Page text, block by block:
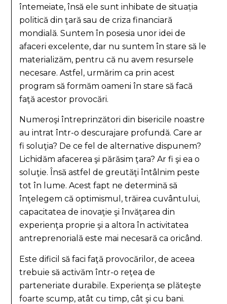
întemeiate, însă ele sunt inhibate de situația
politică din ţară sau de criza financiară
mondială. Suntem în posesia unor idei de
afaceri excelente, dar nu suntem în stare să le
materializăm, pentru că nu avem resursele
necesare. Astfel, urmărim ca prin acest
program să formăm oameni în stare să facă
faţă acestor provocări.
Numeroşi întreprinzători din bisericile noastre
au intrat într-o descurajare profundă. Care ar
fi soluţia? De ce fel de alternative dispunem?
Lichidăm afacerea şi părăsim ţara? Ar fi şi ea o
soluţie. Însă astfel de greutăţi întâlnim peste
tot în lume. Acest fapt ne determină să
înţelegem că optimismul, trăirea cuvântului,
capacitatea de inovaţie şi învăţarea din
experienţa proprie şi a altora în activitatea
antreprenorială este mai necesară ca oricând.
Este dificil să faci faţă provocărilor, de aceea
trebuie să activăm într-o reţea de
parteneriate durabile. Experienţa se plăteşte
foarte scump, atât cu timp, cât şi cu bani.